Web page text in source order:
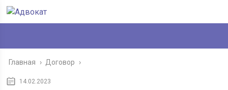
Главная › Договор ›
14.02.2023